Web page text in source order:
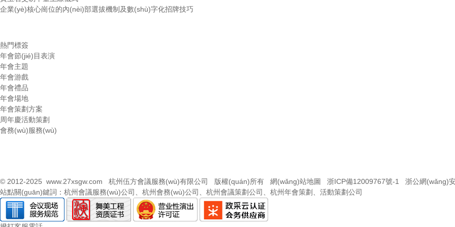
企業(yè)核心崗位的內(nèi)部選拔機制及數(shù)字化招牌技巧
熱門標簽
年會節(jié)目表演
年會主題
年會游戲
年會禮品
年會場地
年會策劃方案
周年慶活動策劃
會務(wù)服務(wù)
© 2012-2025 www.27xsgw.com 杭州伍方會議服務(wù)有限公司 版權(quán)所有 網(wǎng)站地圖 浙ICP備12009767號-1
浙公網(wǎng)
站點關(guān)鍵詞： 杭州會議服務(wù)公司 杭州會務(wù)公司 杭州會議策劃公司 杭州年會策劃 活動策劃公司